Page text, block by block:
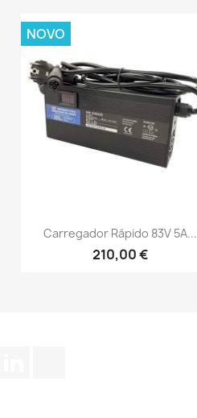
Vista rápida
Carregador Rápido 83V 5A...
210,00 €
NOVO